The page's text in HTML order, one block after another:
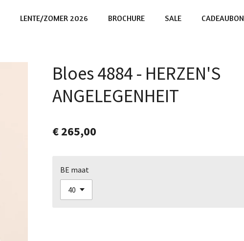
LENTE/ZOMER 2026 BROCHURE SALE CADEAUBON
Bloes 4884 - HERZEN'S
ANGELEGENHEIT
€ 265,00
BE maat